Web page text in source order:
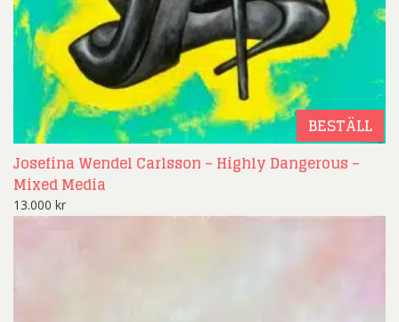
BESTÄLL
Josefina Wendel Carlsson – Highly Dangerous –
Mixed Media
13.000 kr